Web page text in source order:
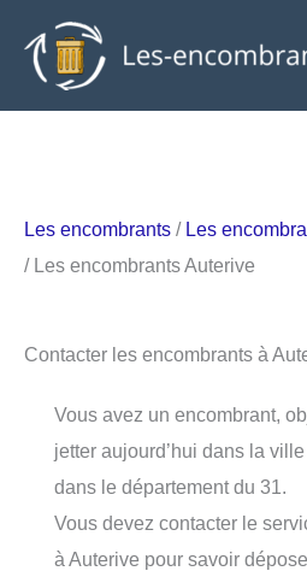
contenu
Les encombrants / Les
/ Les encombrants Auterive
Contacter les encombrants à
Vous avez un encombrant,
jetter aujourd’hui dans la
dans le département du 31.
Vous devez contacter le
à Auterive pour savoir